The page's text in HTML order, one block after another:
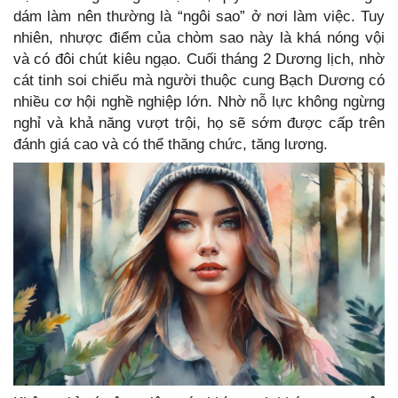
dám làm nên thường là “ngôi sao” ở nơi làm việc. Tuy
nhiên, nhược điểm của chòm sao này là khá nóng vội
và có đôi chút kiêu ngạo. Cuối tháng 2 Dương lịch, nhờ
cát tinh soi chiếu mà người thuộc cung Bạch Dương có
nhiều cơ hội nghề nghiệp lớn. Nhờ nỗ lực không ngừng
nghỉ và khả năng vượt trội, họ sẽ sớm được cấp trên
đánh giá cao và có thể thăng chức, tăng lương.